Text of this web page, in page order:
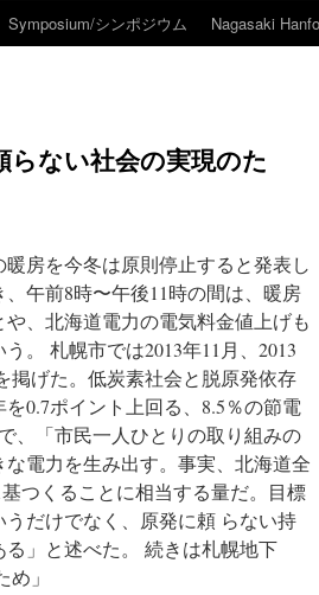
Symposium/シンポジウム Nagasaki
らない社会の実現のた
房を今冬は原則停止すると発表し
午前8時〜午後11時の間は、暖房
、北海道電力の電気料金値上げも
。 札幌市では2013年11月、2013
掲げた。低炭素社会と脱原発依存
0.7ポイント上回る、8.5％の節電
、「市民一人ひとりの取り組みの
電力を生み出す。事実、北海道全
つくることに相当する量だ。目標
だけでなく、原発に頼 らない持
」と述べた。 続きは札幌地下
」